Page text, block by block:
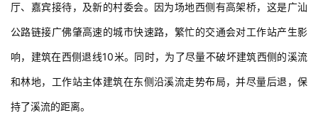
厅、嘉宾接待，及新的村委会。因为场地西侧有高架桥，这是广汕
公路链接广佛肇高速的城市快速路，繁忙的交通会对工作站产生影
响，建筑在西侧退线10米。同时，为了尽量不破坏建筑西侧的溪流
和林地，工作站主体建筑在东侧沿溪流走势布局，并尽量后退，保
持了溪流的距离。